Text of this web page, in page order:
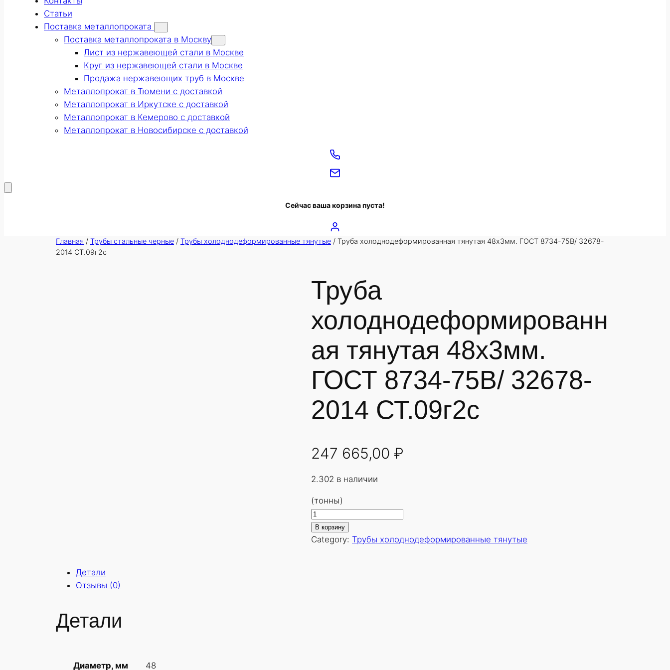
Статьи
Поставка металлопроката
Поставка металлопроката в Москву
Лист из нержавеющей стали в Москве
Круг из нержавеющей стали в Москве
Продажа нержавеющих труб в Москве
Металлопрокат в Тюмени с доставкой
Металлопрокат в Иркутске с доставкой
Металлопрокат в Кемерово с доставкой
Металлопрокат в Новосибирске с доставкой
Сейчас ваша корзина пуста!
Главная / Трубы стальные черные / Трубы холоднодеформированные тянутые / Труба холоднодеформированная тянутая 48х3мм. ГОСТ 8734-75В/ 32678-
2014 СТ.09г2с
Труба
холоднодеформированн
ая тянутая 48х3мм.
ГОСТ 8734-75В/ 32678-
2014 СТ.09г2с
247 665,00 ₽
2.302 в наличии
(тонны)
К
о
л
В корзину
Category: Трубы холоднодеформированные тянутые
Детали
Отзывы (0)
Детали
Диаметр, мм 48